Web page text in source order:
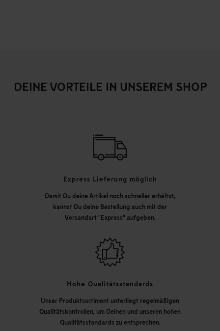
DEINE VORTEILE IN UNSEREM SHOP
Express Lieferung möglich
Damit Du deine Artikel noch schneller erhältst,
kannst Du deine Bestellung auch mit der
Versandart "Express" aufgeben.
Hohe Qualitätsstandards
Unser Produktsortiment unterliegt regelmäßigen
Qualitätskontrollen, um Deinen und unseren hohen
Qualitätsstandards zu entsprechen.